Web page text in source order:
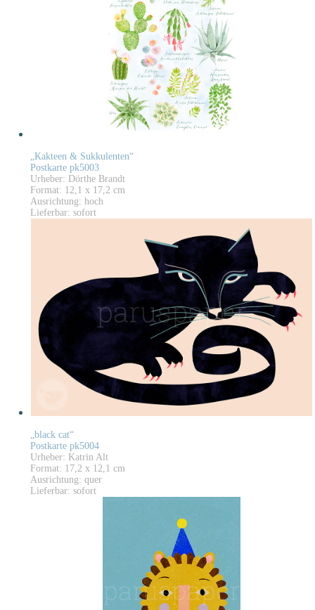
„Kakteen & Sukkulenten“
Postkarte pk5003
Urheber: Dörthe Brandt
Format: 12,1 x 17,2 cm
Ausrichtung: hoch
Lieferbar: sofort
„black cat“
Postkarte pk5004
Urheber: Katrin Alt
Format: 17,2 x 12,1 cm
Ausrichtung: quer
Lieferbar: sofort